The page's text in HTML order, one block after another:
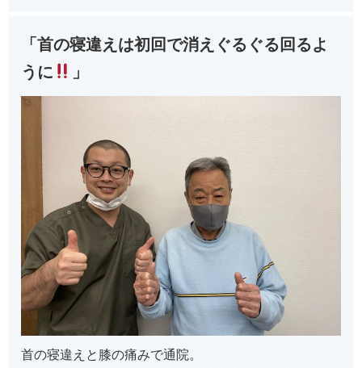
「首の寝違えは初回で消えぐるぐる回るよ
うに
」
首の寝違えと膝の痛みで通院。